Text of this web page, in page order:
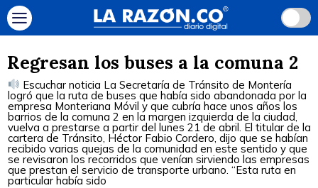
Regresan los buses a la comuna 2
Escuchar noticia La Secretaría de Tránsito de Montería
logró que la ruta de buses que había sido abandonada por la
empresa Monteriana Móvil y que cubría hace unos años los
barrios de la comuna 2 en la margen izquierda de la ciudad,
vuelva a prestarse a partir del lunes 21 de abril. El titular de la
cartera de Tránsito, Héctor Fabio Cordero, dijo que se habían
recibido varias quejas de la comunidad en este sentido y que
se revisaron los recorridos que venían sirviendo las empresas
que prestan el servicio de transporte urbano. “Esta ruta en
particular había sido